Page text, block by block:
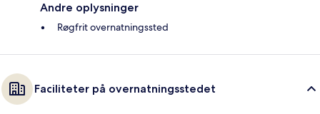
Andre oplysninger
Røgfrit overnatningssted
Faciliteter på overnatningsstedet